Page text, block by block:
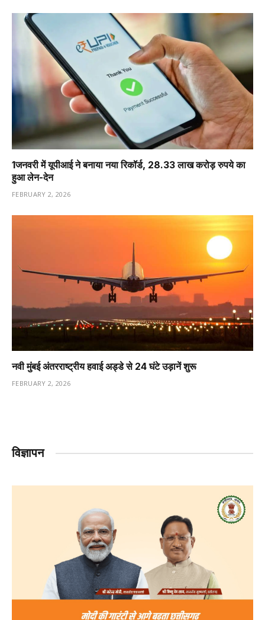
1️जनवरी में यूपीआई ने बनाया नया रिकॉर्ड, 28.33 लाख करोड़ रुपये का
हुआ लेन-देन
FEBRUARY 2, 2026
नवी मुंबई अंतरराष्ट्रीय हवाई अड्डे से 24 घंटे उड़ानें शुरू
FEBRUARY 2, 2026
विज्ञापन